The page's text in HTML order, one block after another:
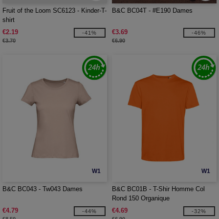
Fruit of the Loom SC6123 - Kinder-T-
shirt
€2.19
€3.70
-41%
B&C BC04T - #E190 Dames
€3.69
€6.90
-46%
W1
B&C BC043 - Tw043 Dames
€4.79 -44%
W1
B&C BC01B - T-Shir Homme Col
Rond 150 Organique
€4.69
-32%